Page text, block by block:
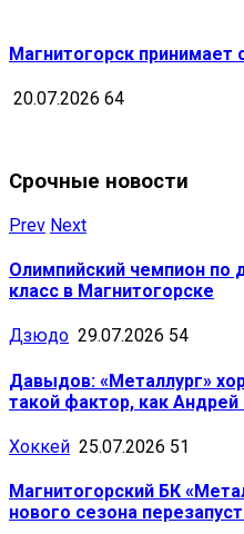
Магнитогорск принимает
20.07.2026 64
Срочные новости
Prev Next
Олимпийский чемпион по
класс в Магнитогорске
Дзюдо 29.07.2026 54
Давыдов: «Металлург»
такой фактор, как Андрей
Хоккей 25.07.2026 51
Магнитогорский БК
нового сезона